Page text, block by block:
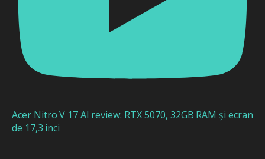
Acer Nitro V 17 AI review: RTX 5070, 32GB RAM și ecran
de 17,3 inci